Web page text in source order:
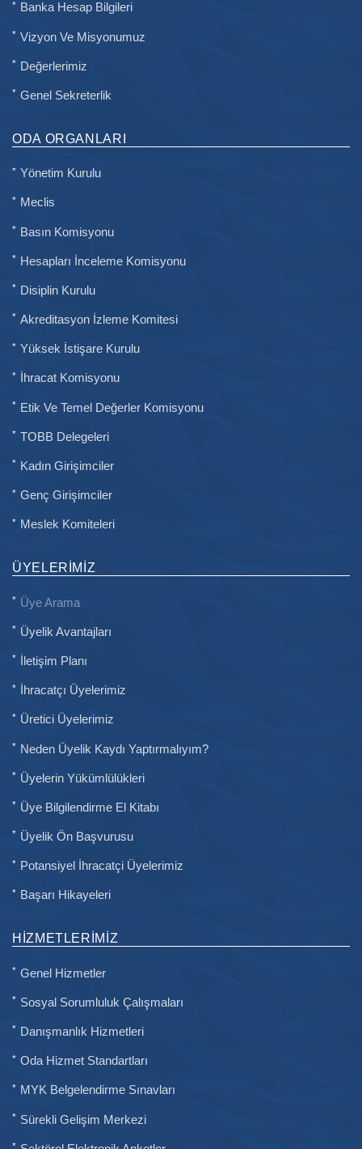
Banka Hesap Bilgileri
Vizyon Ve Misyonumuz
Değerlerimiz
Genel Sekreterlik
ODA ORGANLARI
Yönetim Kurulu
Meclis
Basın Komisyonu
Hesapları İnceleme Komisyonu
Disiplin Kurulu
Akreditasyon İzleme Komitesi
Yüksek İstişare Kurulu
İhracat Komisyonu
Etik Ve Temel Değerler Komisyonu
TOBB Delegeleri
Kadın Girişimciler
Genç Girişimciler
Meslek Komiteleri
ÜYELERIMIZ
Üye Arama
Üyelik Avantajları
İletişim Planı
İhracatçı Üyelerimiz
Üretici Üyelerimiz
Neden Üyelik Kaydı Yaptırmalıyım?
Üyelerin Yükümlülükleri
Üye Bilgilendirme El Kitabı
Üyelik Ön Başvurusu
Potansiyel İhracatçi Üyelerimiz
Başarı Hikayeleri
HIZMETLERIMIZ
Genel Hizmetler
Sosyal Sorumluluk Çalışmaları
Danışmanlık Hizmetleri
Oda Hizmet Standartları
MYK Belgelendirme Sınavları
Sürekli Gelişim Merkezi